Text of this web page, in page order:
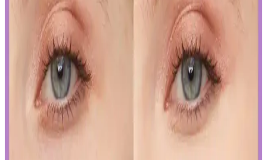
Nail Master M377 ve M378 modelleri, dayanıklılık ve parlaklık
sunan kalıcı ojeler arasında öne çıkar. Bu modellerin özellikleri ve
bakım önerileriyle uzun süre şık ve bakımlı kalabilirsiniz.
İslak Ruj Uygulama ve Bakım İpuçlarıyla
Mükemmel Dudaklara Ulaşın
İslak rujun güzelliğini ortaya çıkarmak ve kalıcılığını artırmak için
doğru uygulama teknikleri ve bakım önerileri. Dudakların temizliği,
sınır çizimi ve kat kat uygulama ile mükemmel görünüm elde edin.
Japon ve Kore Güzellik Markalarının FDA Güneş